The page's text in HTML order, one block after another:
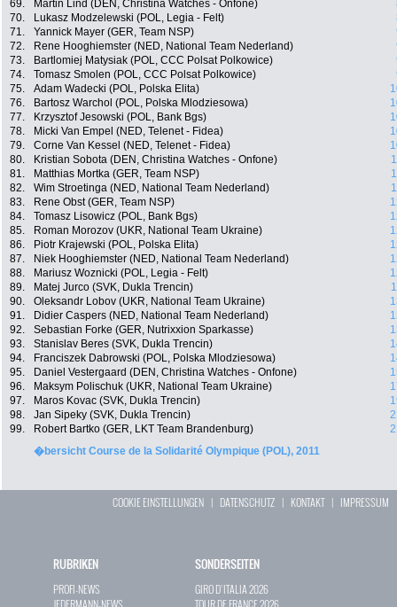
69.
Martin Lind (DEN, Christina Watches - Onfone)
70.
Lukasz Modzelewski (POL, Legia - Felt)
71.
Yannick Mayer (GER, Team NSP)
72.
Rene Hooghiemster (NED, National Team Nederland)
73.
Bartlomiej Matysiak (POL, CCC Polsat Polkowice)
74.
Tomasz Smolen (POL, CCC Polsat Polkowice)
75.
Adam Wadecki (POL, Polska Elita)
76.
Bartosz Warchol (POL, Polska Mlodziesowa)
77.
Krzysztof Jesowski (POL, Bank Bgs)
78.
Micki Van Empel (NED, Telenet - Fidea)
79.
Corne Van Kessel (NED, Telenet - Fidea)
80.
Kristian Sobota (DEN, Christina Watches - Onfone)
81.
Matthias Mortka (GER, Team NSP)
82.
Wim Stroetinga (NED, National Team Nederland)
83.
Rene Obst (GER, Team NSP)
84.
Tomasz Lisowicz (POL, Bank Bgs)
85.
Roman Morozov (UKR, National Team Ukraine)
86.
Piotr Krajewski (POL, Polska Elita)
87.
Niek Hooghiemster (NED, National Team Nederland)
88.
Mariusz Woznicki (POL, Legia - Felt)
89.
Matej Jurco (SVK, Dukla Trencin)
90.
Oleksandr Lobov (UKR, National Team Ukraine)
91.
Didier Caspers (NED, National Team Nederland)
92.
Sebastian Forke (GER, Nutrixxion Sparkasse)
93.
Stanislav Beres (SVK, Dukla Trencin)
94.
Franciszek Dabrowski (POL, Polska Mlodziesowa)
95.
Daniel Vestergaard (DEN, Christina Watches - Onfone)
96.
Maksym Polischuk (UKR, National Team Ukraine)
97.
Maros Kovac (SVK, Dukla Trencin)
98.
Jan Sipeky (SVK, Dukla Trencin)
99.
Robert Bartko (GER, LKT Team Brandenburg)
�bersicht Course de la Solidarité Olympique (POL), 2011
COOKIE EINSTELLUNGEN | DATENSCHUTZ | KONTAKT| IMPRESSUM
RUBRIKEN
PROFI-NEWS
SONDERSEITEN
GIRO D`ITALIA 2026